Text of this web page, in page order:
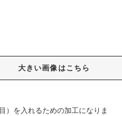
大きい画像はこちら
）を入れるための加工になりま